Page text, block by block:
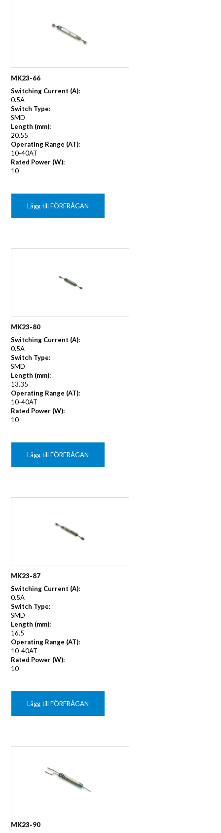
MK23-66
Switching Current (A):
0.5A
Switch Type:
SMD
Length (mm):
20.55
Operating Range (AT):
10-40AT
Rated Power (W):
10
Lägg till FÖRFRÅGAN
MK23-80
Switching Current (A):
0.5A
Switch Type:
SMD
Length (mm):
13.35
Operating Range (AT):
10-40AT
Rated Power (W):
10
Lägg till FÖRFRÅGAN
MK23-87
Switching Current (A):
0.5A
Switch Type:
SMD
Length (mm):
16.5
Operating Range (AT):
10-40AT
Rated Power (W):
10
Lägg till FÖRFRÅGAN
MK23-90